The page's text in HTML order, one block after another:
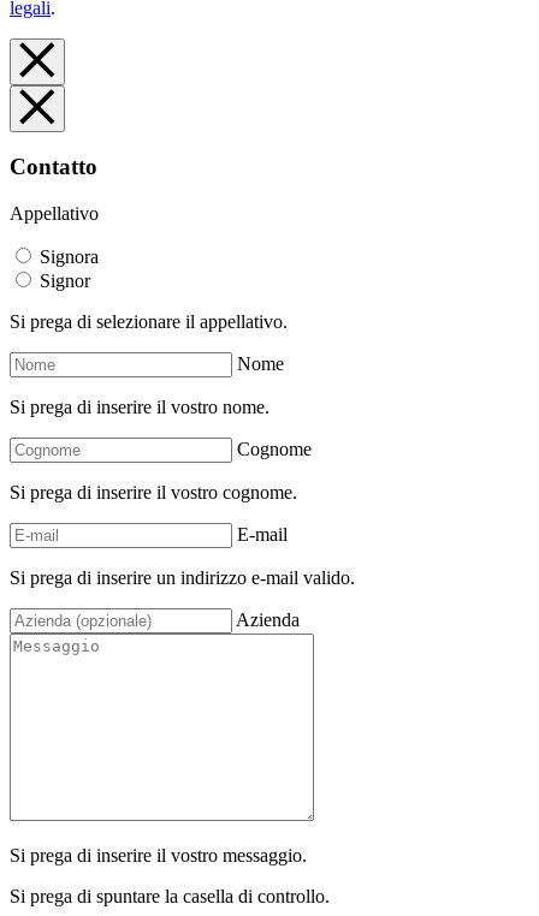
legali.
Contatto
Appellativo
Signora
Signor
Si prega di selezionare il appellativo.
Nome
Si prega di inserire il vostro nome.
Cognome
Si prega di inserire il vostro cognome.
E-mail
Si prega di inserire un indirizzo e-mail valido.
Azienda
Si prega di inserire il vostro messaggio.
Si prega di spuntare la casella di controllo.